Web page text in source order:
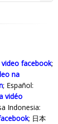
video facebook;
na
; Español:
vidéo
Indonesia‬:
; 日本